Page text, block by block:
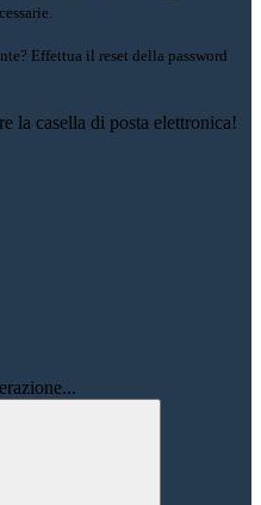
Effettua il reset della password
la casella di posta elettronica!